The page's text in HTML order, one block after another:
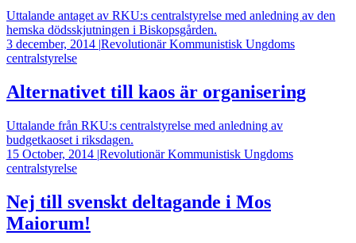
Uttalande antaget av RKU:s centralstyrelse med anledning av den
hemska dödsskjutningen i Biskopsgården.
3 december, 2014 |Revolutionär Kommunistisk Ungdoms
centralstyrelse
Alternativet till kaos är organisering
Uttalande från RKU:s centralstyrelse med anledning av
budgetkaoset i riksdagen.
15 October, 2014 |Revolutionär Kommunistisk Ungdoms
centralstyrelse
Nej till svenskt deltagande i Mos
Maiorum!